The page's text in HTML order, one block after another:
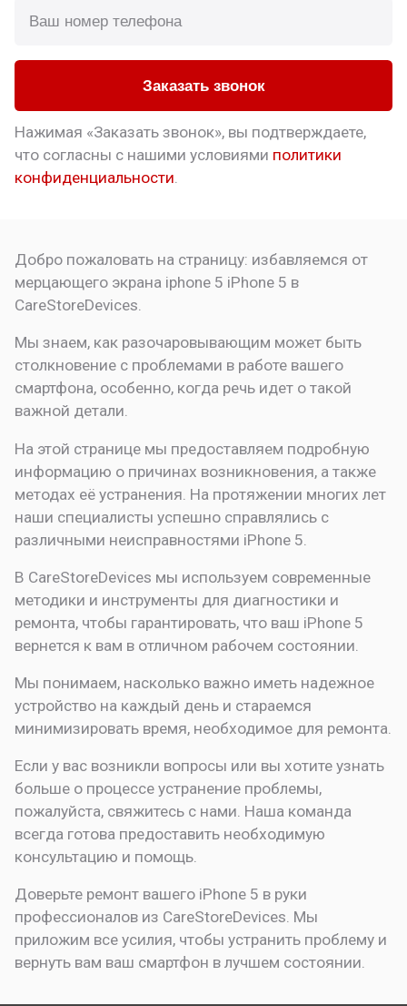
Заказать звонок
Нажимая «Заказать звонок», вы подтверждаете,
что согласны с нашими условиями политики
конфиденциальности.
Добро пожаловать на страницу: избавляемся от
мерцающего экрана iphone 5 iPhone 5 в
CareStoreDevices.
Мы знаем, как разочаровывающим может быть
столкновение с проблемами в работе вашего
смартфона, особенно, когда речь идет о такой
важной детали.
На этой странице мы предоставляем подробную
информацию о причинах возникновения, а также
методах её устранения. На протяжении многих лет
наши специалисты успешно справлялись с
различными неисправностями iPhone 5.
В CareStoreDevices мы используем современные
методики и инструменты для диагностики и
ремонта, чтобы гарантировать, что ваш iPhone 5
вернется к вам в отличном рабочем состоянии.
Мы понимаем, насколько важно иметь надежное
устройство на каждый день и стараемся
минимизировать время, необходимое для ремонта.
Если у вас возникли вопросы или вы хотите узнать
больше о процессе устранение проблемы,
пожалуйста, свяжитесь с нами. Наша команда
всегда готова предоставить необходимую
консультацию и помощь.
Доверьте ремонт вашего iPhone 5 в руки
профессионалов из CareStoreDevices. Мы
приложим все усилия, чтобы устранить проблему и
вернуть вам ваш смартфон в лучшем состоянии.